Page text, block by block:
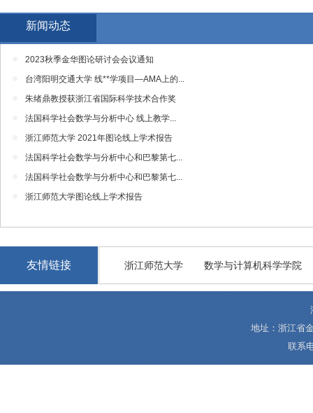
新闻动态
2023秋季金华图论研讨会会议通知
台湾阳明交通大学 线**学项目—AMA上的...
朱绪鼎教授获浙江省国际科学技术合作奖
法国科学社会数学与分析中心 线上教学...
浙江师范大学 2021年图论线上学术报告
法国科学社会数学与分析中心和巴黎第七...
法国科学社会数学与分析中心和巴黎第七...
浙江师范大学图论线上学术报告
友情链接 浙江师范大学 数学与计算机科学学院
地址：浙江省
联系